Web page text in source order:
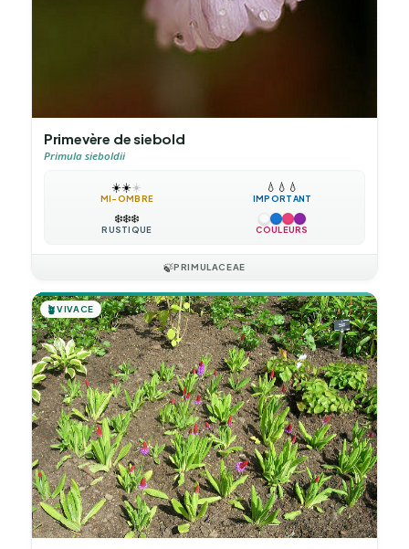
Primevère de siebold
Primula sieboldii
☀️☀️☀️
MI-OMBRE
💧 💧 💧
IMPORTANT
❄️❄️❄️
RUSTIQUE COULEURS
🍃PRIMULACEAE
🪴VIVACE